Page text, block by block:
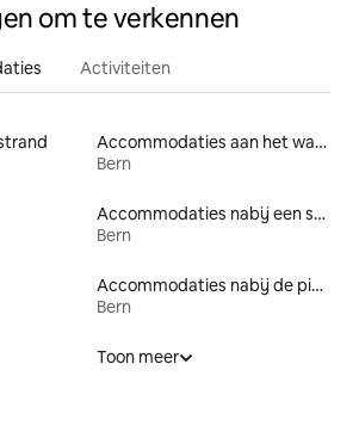
om te verkennen
Activiteiten
Accommodaties aan het water
Bern
Accommodaties nabij een strand
Bern
Accommodaties nabij de piste
Bern
Toon meer